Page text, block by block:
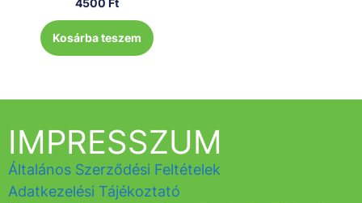
4500Ft
Kosárba teszem
IMPRESSZUM
Általános Szerződési Feltételek
Adatkezelési Tájékoztató